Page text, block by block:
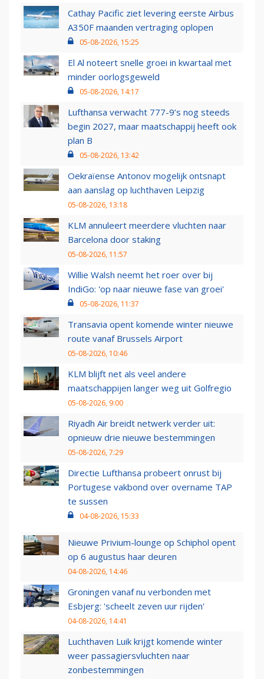
Cathay Pacific ziet levering eerste Airbus
A350F maanden vertraging oplopen
05-08-2026, 15:25
El Al noteert snelle groei in kwartaal met
minder oorlogsgeweld
05-08-2026, 14:17
Lufthansa verwacht 777-9’s nog steeds
begin 2027, maar maatschappij heeft ook
plan B
05-08-2026, 13:42
Oekraïense Antonov mogelijk ontsnapt
aan aanslag op luchthaven Leipzig
05-08-2026, 13:18
KLM annuleert meerdere vluchten naar
Barcelona door staking
05-08-2026, 11:57
Willie Walsh neemt het roer over bij
IndiGo: 'op naar nieuwe fase van groei'
05-08-2026, 11:37
Transavia opent komende winter nieuwe
route vanaf Brussels Airport
05-08-2026, 10:46
KLM blijft net als veel andere
maatschappijen langer weg uit Golfregio
05-08-2026, 9:00
Riyadh Air breidt netwerk verder uit:
opnieuw drie nieuwe bestemmingen
05-08-2026, 7:29
Directie Lufthansa probeert onrust bij
Portugese vakbond over overname TAP
te sussen
04-08-2026, 15:33
Nieuwe Privium-lounge op Schiphol opent
op 6 augustus haar deuren
04-08-2026, 14:46
Groningen vanaf nu verbonden met
Esbjerg: 'scheelt zeven uur rijden'
04-08-2026, 14:41
Luchthaven Luik krijgt komende winter
weer passagiersvluchten naar
zonbestemmingen